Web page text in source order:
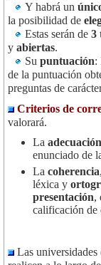
Y habrá un
la posibilidad de
Estas serán de 3
y abiertas.
Su puntuación:
de la puntuación
preguntas de
Criterios de
valorará.
La adecuación
enunciado de
La coherencia
léxica y
presentación,
calificación de
Las universidades